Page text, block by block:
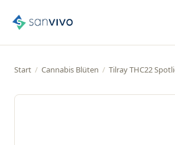
Start / Cannabis Blüten / Tilray THC22